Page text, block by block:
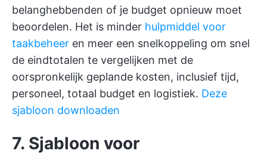
belanghebbenden of je budget opnieuw moet
beoordelen. Het is minder hulpmiddel voor
taakbeheer en meer een snelkoppeling om snel
de eindtotalen te vergelijken met de
oorspronkelijk geplande kosten, inclusief tijd,
personeel, totaal budget en logistiek. Deze
sjabloon downloaden
7. Sjabloon voor